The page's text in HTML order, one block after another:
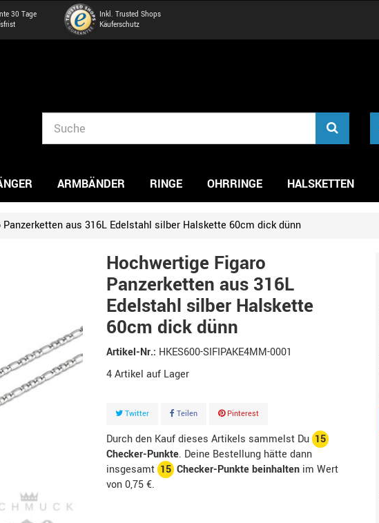
30 Tage
Inkl. Trusted Shops
Käuferschutz
ARMBÄNDER RINGE OHRRINGE HALSKETTEN
aus 316L Edelstahl silber Halskette 60cm dick dünn
Hochwertige Figaro
Panzerketten aus 316L
Edelstahl silber Halskette
60cm dick dünn
Artikel-Nr.: HKES600-SIFIPAKE4MM-0001
4 Artikel
Twitter Teilen Pinterest
Durch den Kauf dieses Artikels sammelst Du 15
Checker-Punkte. Deine Bestellung hätte dann
insgesamt 15Checker-Punkte beinhaltenim Wert
von0,75 €.